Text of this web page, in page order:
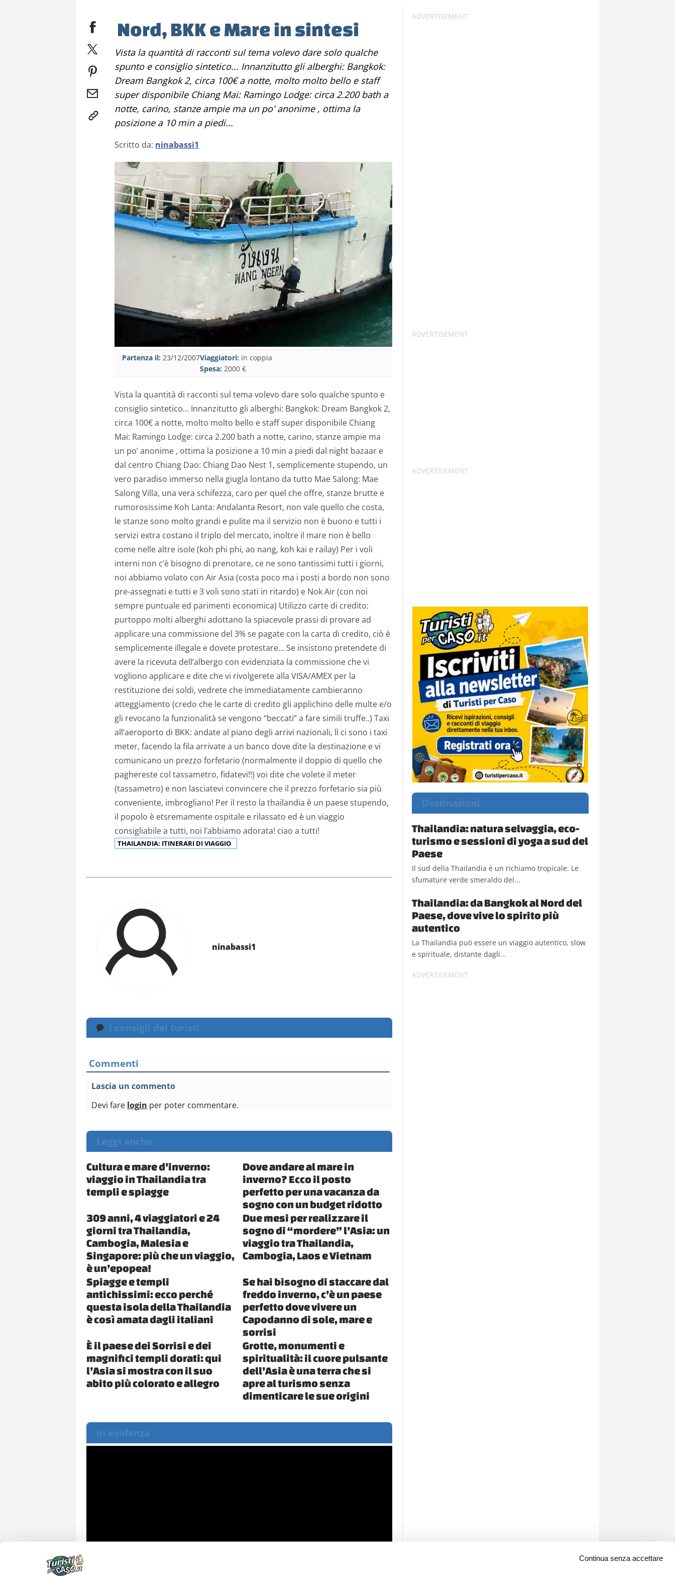
Continua senza accettare
Nord, BKK e Mare in sintesi
Vista la quantità di racconti sul tema volevo dare solo qualche
spunto e consiglio sintetico... Innanzitutto gli alberghi: Bangkok:
Dream Bangkok 2, circa 100€ a notte, molto molto bello e staff
super disponibile Chiang Mai: Ramingo Lodge: circa 2.200 bath a
notte, carino, stanze ampie ma un po' anonime , ottima la
posizione a 10 min a piedi...
Scritto da: ninabassi1
Partenza il: 23/12/2007Viaggiatori: in coppia
Spesa: 2000 €
Vista la quantità di racconti sul tema volevo dare solo qualche spunto e
consiglio sintetico… Innanzitutto gli alberghi: Bangkok: Dream Bangkok 2,
circa 100€ a notte, molto molto bello e staff super disponibile Chiang
Mai: Ramingo Lodge: circa 2.200 bath a notte, carino, stanze ampie ma
un po’ anonime , ottima la posizione a 10 min a piedi dal night bazaar e
dal centro Chiang Dao: Chiang Dao Nest 1, semplicemente stupendo, un
vero paradiso immerso nella giugla lontano da tutto Mae Salong: Mae
Salong Villa, una vera schifezza, caro per quel che offre, stanze brutte e
rumorosissime Koh Lanta: Andalanta Resort, non vale quello che costa,
le stanze sono molto grandi e pulite ma il servizio non è buono e tutti i
servizi extra costano il triplo del mercato, inoltre il mare non è bello
come nelle altre isole (koh phi phi, ao nang, koh kai e railay) Per i voli
interni non c’è bisogno di prenotare, ce ne sono tantissimi tutti i giorni,
noi abbiamo volato con Air Asia (costa poco ma i posti a bordo non sono
pre-assegnati e tutti e 3 voli sono stati in ritardo) e Nok Air (con noi
sempre puntuale ed parimenti economica) Utilizzo carte di credito:
purtoppo molti alberghi adottano la spiacevole prassi di provare ad
applicare una commissione del 3% se pagate con la carta di credito, ciò è
semplicemente illegale e dovete protestare… Se insistono pretendete di
avere la ricevuta dell’albergo con evidenziata la commissione che vi
vogliono applicare e dite che vi rivolgerete alla VISA/AMEX per la
restituzione dei soldi, vedrete che immediatamente cambieranno
atteggiamento (credo che le carte di credito gli applichino delle multe e/o
gli revocano la funzionalità se vengono “beccati” a fare simili truffe..) Taxi
all’aeroporto di BKK: andate al piano degli arrivi nazionali, lì ci sono i taxi
meter, facendo la fila arrivate a un banco dove dite la destinazione e vi
comunicano un prezzo forfetario (normalmente il doppio di quello che
paghereste col tassametro, fidatevi!!) voi dite che volete il meter
(tassametro) e non lasciatevi convincere che il prezzo forfetario sia più
conveniente, imbrogliano! Per il resto la thailandia è un paese stupendo,
il popolo è etsremamente ospitale e rilassato ed è un viaggio
consigliabile a tutti, noi l’abbiamo adorata! ciao a tutti!
THAILANDIA: ITINERARI DI VIAGGIO
ninabassi1
I consigli dei turisti
Commenti
Lascia un commento
Devi fare login per poter commentare.
Leggi anche
Cultura e mare d’inverno:
viaggio in Thailandia tra
templi e spiagge
Dove andare al mare in
inverno? Ecco il posto
perfetto per una vacanza da
sogno con un budget ridotto
309 anni, 4 viaggiatori e 24
giorni tra Thailandia,
Cambogia, Malesia e
Singapore: più che un viaggio,
è un’epopea!
Due mesi per realizzare il
sogno di “mordere” l’Asia: un
viaggio tra Thailandia,
Cambogia, Laos e Vietnam
Spiagge e templi
antichissimi: ecco perché
questa isola della Thailandia
è così amata dagli italiani
Se hai bisogno di staccare dal
freddo inverno, c’è un paese
perfetto dove vivere un
Capodanno di sole, mare e
sorrisi
È il paese dei Sorrisi e dei
magnifici templi dorati: qui
l’Asia si mostra con il suo
abito più colorato e allegro
Grotte, monumenti e
spiritualità: il cuore pulsante
dell’Asia è una terra che si
apre al turismo senza
dimenticare le sue origini
In evidenza
Destinazioni
Thailandia: natura selvaggia, eco-
turismo e sessioni di yoga a sud del
Paese
Il sud della Thailandia è un richiamo tropicale. Le
sfumature verde smeraldo del...
Thailandia: da Bangkok al Nord del
Paese, dove vive lo spirito più
autentico
La Thailandia può essere un viaggio autentico, slow
e spirituale, distante dagli...